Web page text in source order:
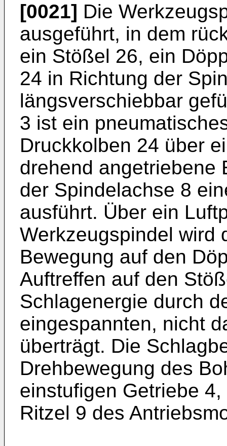
[0021] Die
ausgeführt, in dem
ein Stößel 26, ein
24 in Richtung der
längsverschiebbar
3 ist ein
Druckkolben 24 über
drehend angetriebene
der Spindelachse 8
ausführt. Über ein
Werkzeugspindel wird
Bewegung auf den
Auftreffen auf den
Schlagenergie durch
eingespannten, nicht
überträgt. Die
Drehbewegung des
einstufigen Getriebe
Ritzel 9 des